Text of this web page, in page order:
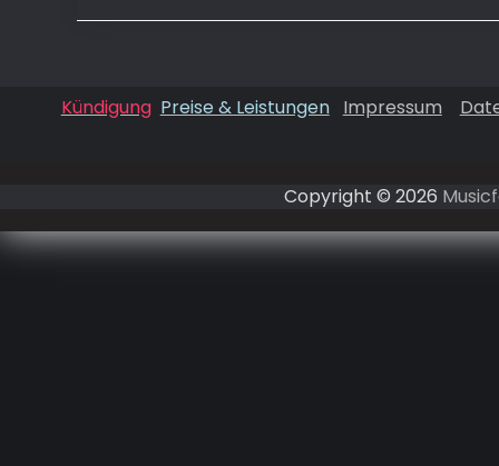
Kündigung Preise & Leistungen Impressum
Copyright © 2026